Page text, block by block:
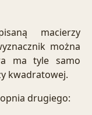
macierzy
można
ma tyle samo
kwadratowej.
drugiego: